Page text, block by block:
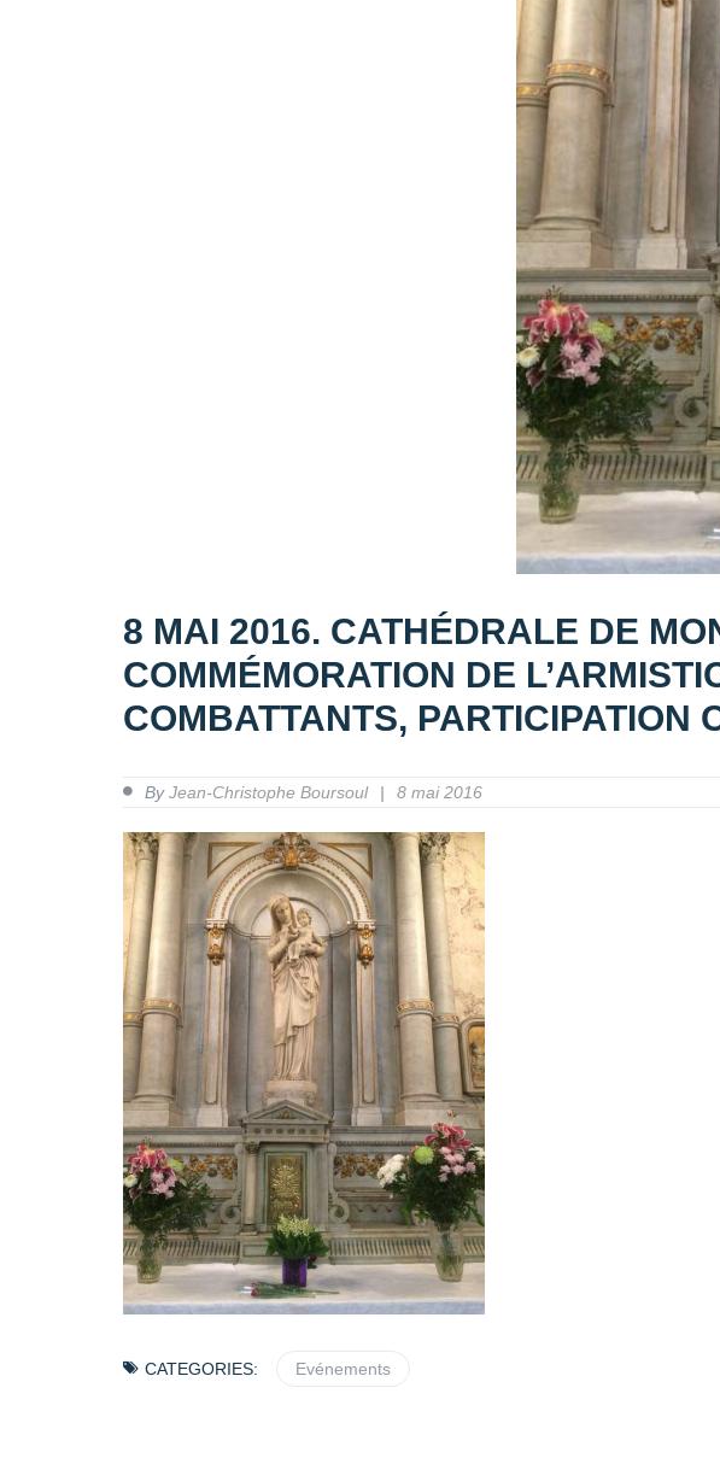
8 MAI 2016. CATHÉDRALE DE
COMMÉMORATION DE
COMBATTANTS, PARTICIPATION
ByJean-Christophe Boursoul 8 mai 2016
CATEGORIES: Evénements